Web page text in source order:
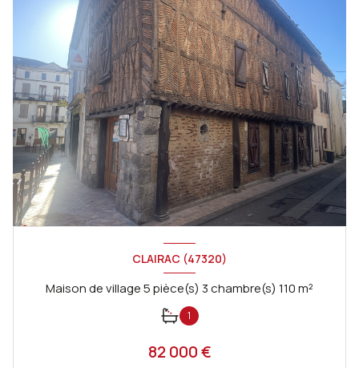
CLAIRAC (47320)
Maison de village 5 pièce(s) 3 chambre(s) 110 m²
1
82 000 €